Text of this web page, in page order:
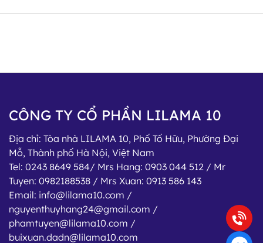
CÔNG TY CỔ PHẦN LILAMA 10
Địa chỉ: Tòa nhà LILAMA 10, Phố Tố Hữu, Phường Đại
Mỗ, Thành phố Hà Nội, Việt Nam
Tel: 0243 8649 584/ Mrs Hang: 0903 044 512 / Mr
Tuyen: 0982188538 / Mrs Xuan: 0913 586 143
Email: info@lilama10.com /
nguyenthuyhang24@gmail.com /
phamtuyen@lilama10.com /
buixuan.dadn@lilama10.com